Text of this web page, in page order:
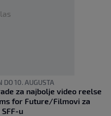
DO 10. AUGUSTA
za najbolje video reelse
for Future/Filmovi za
u